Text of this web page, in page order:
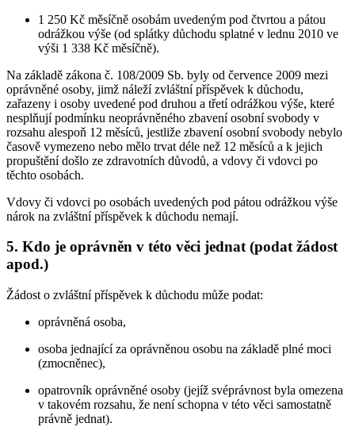
1 250 Kč měsíčně osobám uvedeným pod čtvrtou a pátou
odrážkou výše (od splátky důchodu splatné v lednu 2010 ve
výši 1 338 Kč měsíčně).
Na základě zákona č. 108/2009 Sb. byly od července 2009 mezi
oprávněné osoby, jimž náleží zvláštní příspěvek k důchodu,
zařazeny i osoby uvedené pod druhou a třetí odrážkou výše, které
nesplňují podmínku neoprávněného zbavení osobní svobody v
rozsahu alespoň 12 měsíců, jestliže zbavení osobní svobody nebylo
časově vymezeno nebo mělo trvat déle než 12 měsíců a k jejich
propuštění došlo ze zdravotních důvodů, a vdovy či vdovci po
těchto osobách.
Vdovy či vdovci po osobách uvedených pod pátou odrážkou výše
nárok na zvláštní příspěvek k důchodu nemají.
5. Kdo je oprávněn v této věci jednat (podat žádost
apod.)
Žádost o zvláštní příspěvek k důchodu může podat:
oprávněná osoba,
osoba jednající za oprávněnou osobu na základě plné moci
(zmocněnec),
opatrovník oprávněné osoby (jejíž svéprávnost byla omezena
v takovém rozsahu, že není schopna v této věci samostatně
právně jednat).